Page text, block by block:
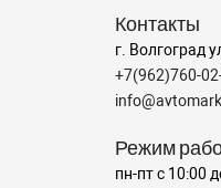
Контакты
г. Волгоград
+7(962)760-
Режим
пн-пт с 10:00